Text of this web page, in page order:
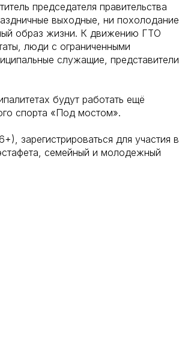
председателя правительства
выходные, ни похолодание
образ жизни. К движению ГТО
люди с ограниченными
служащие, представители
будут работать ещё
спорта «Под мостом».
зарегистрироваться для участия в
семейный и молодежный